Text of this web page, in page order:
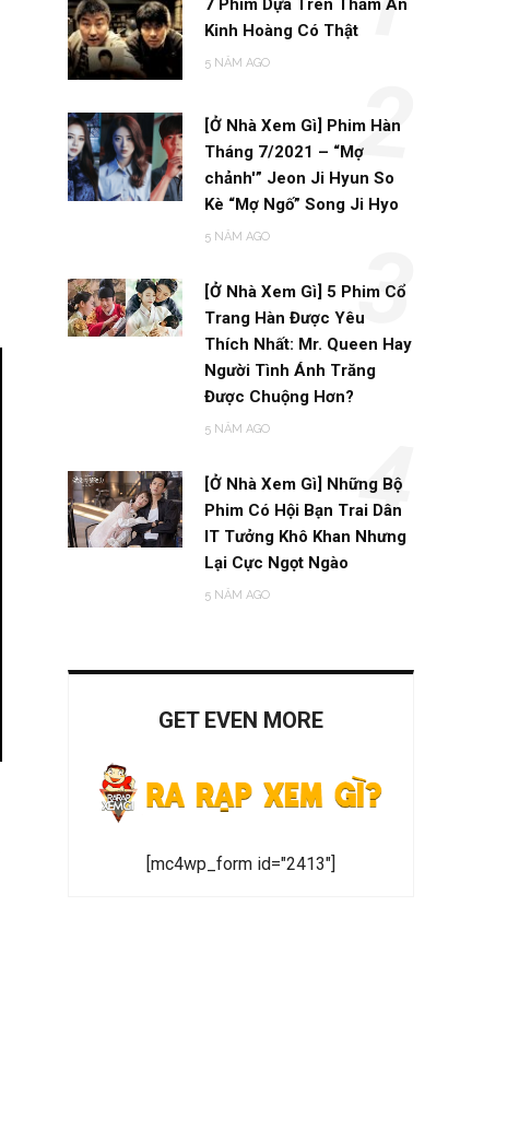
7 Phim Dựa Trên Thảm Án
Kinh Hoàng Có Thật
5 NĂM AGO
[Ở Nhà Xem Gì] Phim Hàn
Tháng 7/2021 – “Mợ
chảnh'” Jeon Ji Hyun So
Kè “Mợ Ngố” Song Ji Hyo
5 NĂM AGO
2
[Ở Nhà Xem Gì] 5 Phim Cổ
Trang Hàn Được Yêu
Thích Nhất: Mr. Queen Hay
Người Tình Ánh Trăng
Được Chuộng Hơn?
5 NĂM AGO
3
[Ở Nhà Xem Gì] Những Bộ
Phim Có Hội Bạn Trai Dân
IT Tưởng Khô Khan Nhưng
Lại Cực Ngọt Ngào
5 NĂM AGO
4
GET EVEN MORE
[mc4wp_form id="2413"]